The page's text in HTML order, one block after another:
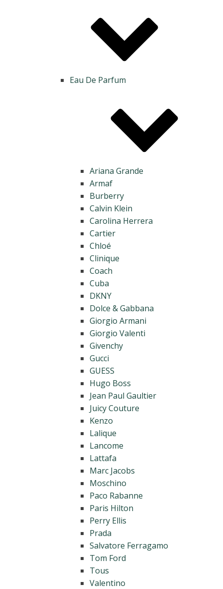
Eau De Parfum
Ariana Grande
Armaf
Burberry
Calvin Klein
Carolina Herrera
Cartier
Chloé
Clinique
Coach
Cuba
DKNY
Dolce & Gabbana
Giorgio Armani
Giorgio Valenti
Givenchy
Gucci
GUESS
Hugo Boss
Jean Paul Gaultier
Juicy Couture
Kenzo
Lalique
Lancome
Lattafa
Marc Jacobs
Moschino
Paco Rabanne
Paris Hilton
Perry Ellis
Prada
Salvatore Ferragamo
Tom Ford
Tous
Valentino